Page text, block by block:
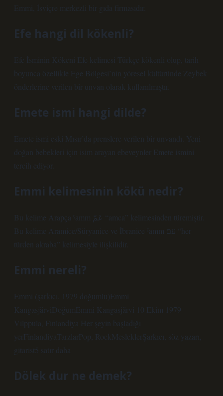
Emmi, İsviçre merkezli bir gıda firmasıdır.
Efe hangi dil kökenli?
Efe İsminin Kökeni Efe kelimesi Türkçe kökenli olup, tarih
boyunca özellikle Ege Bölgesi’nin yöresel kültüründe Zeybek
önderlerine verilen bir unvan olarak kullanılmıştır.
Emete ismi hangi dilde?
Emete ismi eski Mısır’da prenslere verilen bir unvandı. Yeni
doğan bebekleri için isim arayan ebeveynler Emete ismini
tercih ediyor.
Emmi kelimesinin kökü nedir?
Bu kelime Arapça ˁamm عَمّ “amca” kelimesinden türemiştir.
Bu kelime Aramice/Süryanice ve İbranice ˁamm עם “her
türden akraba” kelimesiyle ilişkilidir.
Emmi nereli?
Emmi (şarkıcı, 1979 doğumlu)Emmi
KangasjärviDoğumEmmi Kangasjärvi 10 Ekim 1979
Vilppula, Finlandiya Her şeyin başladığı
yerFinlandiyaTarzlarPop, RockMesleklerŞarkıcı, söz yazarı,
gitarist5 satır daha
Dölek dur ne demek?